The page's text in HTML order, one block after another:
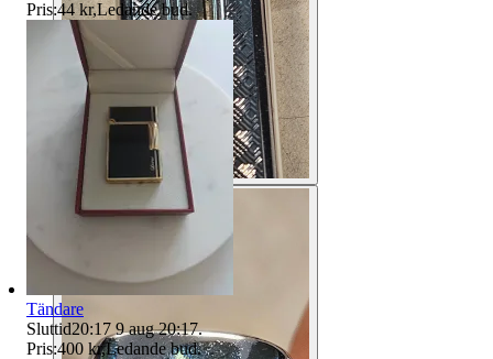
Pris:44 kr,Ledande bud.
Tändare
Sluttid20:17 9 aug 20:17.
Pris:400 kr,Ledande bud.